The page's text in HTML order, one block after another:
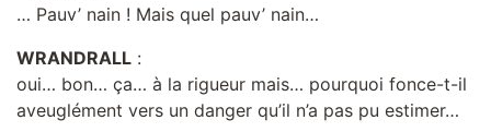
… Pauv’ nain ! Mais quel pauv’ nain…
WRANDRALL :
oui… bon… ça… à la rigueur mais… pourquoi fonce-t-il
aveuglément vers un danger qu’il n’a pas pu estimer…